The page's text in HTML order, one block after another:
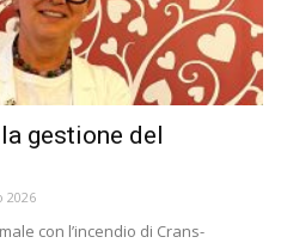
gestione del
2026
con l’incendio di Crans-